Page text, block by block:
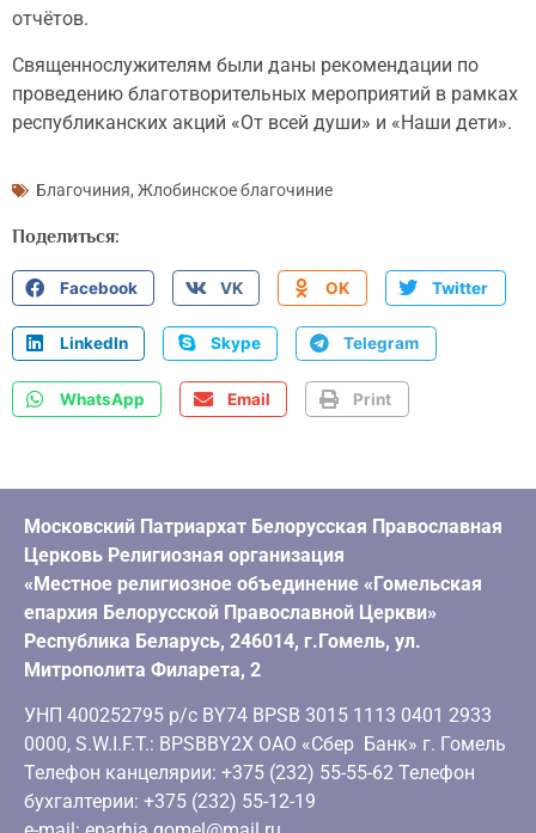
отчётов.
Священнослужителям были даны рекомендации по
проведению благотворительных мероприятий в рамках
республиканских акций «От всей души» и «Наши дети».
Благочиния, Жлобинское благочиние
Поделиться:
Facebook VK OK Twitter
LinkedIn Skype Telegram
WhatsApp Email Print
Московский Патриархат Белорусская Православная
Церковь Религиозная организация
«Местное религиозное объединение «Гомельская
епархия Белорусской Православной Церкви»
Республика Беларусь, 246014, г.Гомель, ул.
Митрополита Филарета, 2
УНП 400252795 р/с BY74 BPSB 3015 1113 0401 2933
0000, S.W.I.F.T.: BPSBBY2X ОАО «Сбер Банк» г. Гомель
Телефон канцелярии: +375 (232) 55-55-62 Телефон
бухгалтерии: +375 (232) 55-12-19